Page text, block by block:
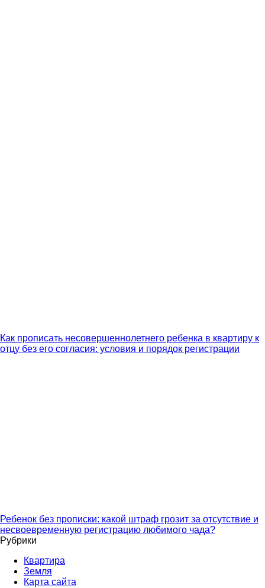
Как прописать несовершеннолетнего ребенка в квартиру к
отцу без его согласия: условия и порядок регистрации
Ребенок без прописки: какой штраф грозит за отсутствие и
несвоевременную регистрацию любимого чада?
Рубрики
Квартира
Земля
Карта сайта